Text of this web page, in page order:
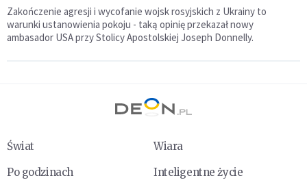
Zakończenie agresji i wycofanie wojsk rosyjskich z Ukrainy to
warunki ustanowienia pokoju - taką opinię przekazał nowy
ambasador USA przy Stolicy Apostolskiej Joseph Donnelly.
Świat
Wiara
Po godzinach
Inteligentne życie